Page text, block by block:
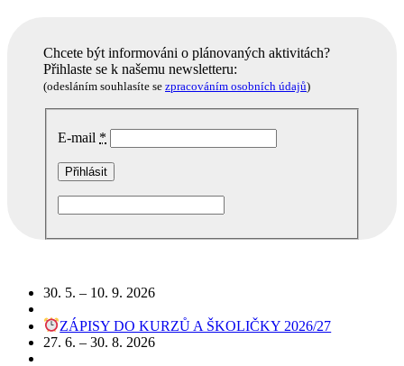
Chcete být informováni o plánovaných aktivitách?
Přihlaste se k našemu newsletteru:
(odesláním souhlasíte se zpracováním osobních údajů)
E-mail *
30. 5. – 10. 9. 2026
ZÁPISY DO KURZŮ A ŠKOLIČKY 2026/27
27. 6. – 30. 8. 2026